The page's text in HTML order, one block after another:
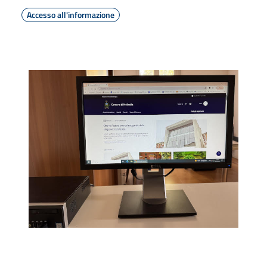
Accesso all'informazione